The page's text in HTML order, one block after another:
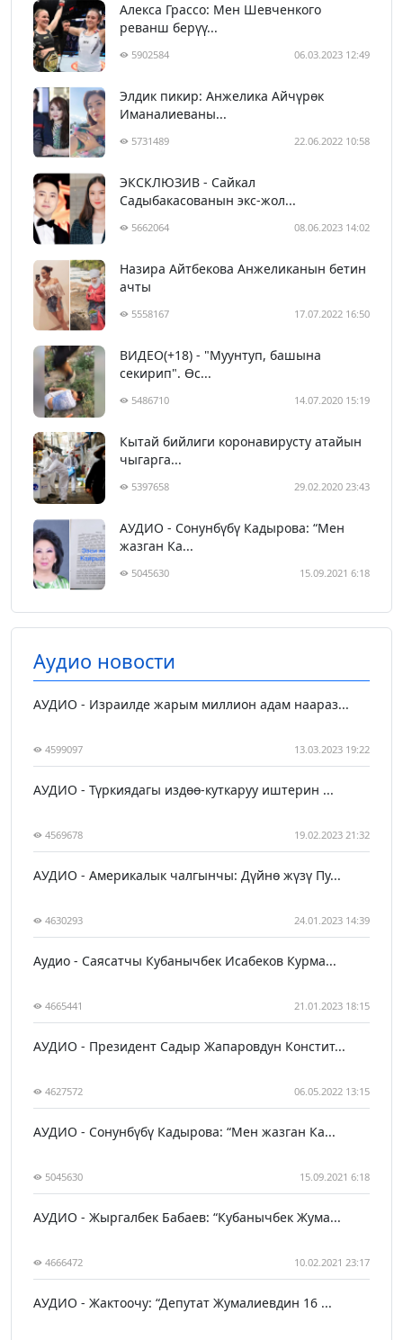
Алекса Грассо: Мен Шевченкого
реванш берүү...
5902584 06.03.2023 12:49
Элдик пикир: Анжелика Айчүрөк
Иманалиеваны...
5731489 22.06.2022 10:58
ЭКСКЛЮЗИВ - Сайкал
Садыбакасованын экс-жол...
5662064 08.06.2023 14:02
Назира Айтбекова Анжеликанын бетин
ачты
5558167 17.07.2022 16:50
ВИДЕО(+18) - "Муунтуп, башына
секирип". Өс...
5486710 14.07.2020 15:19
Кытай бийлиги коронавирусту атайын
чыгарга...
5397658 29.02.2020 23:43
АУДИО - Сонунбүбү Кадырова: “Мен
жазган Ка...
5045630 15.09.2021 6:18
Аудио новости
АУДИО - Израилде жарым миллион адам наараз...
4599097 13.03.2023 19:22
АУДИО - Түркиядагы издөө-куткаруу иштерин ...
4569678 19.02.2023 21:32
АУДИО - Америкалык чалгынчы: Дүйнө жүзү Пу...
4630293 24.01.2023 14:39
Аудио - Саясатчы Кубанычбек Исабеков Курма...
4665441 21.01.2023 18:15
АУДИО - Президент Садыр Жапаровдун Констит...
4627572 06.05.2022 13:15
АУДИО - Сонунбүбү Кадырова: “Мен жазган Ка...
5045630 15.09.2021 6:18
АУДИО - Жыргалбек Бабаев: “Кубанычбек Жума...
4666472 10.02.2021 23:17
АУДИО - Жактоочу: “Депутат Жумалиевдин 16 ...